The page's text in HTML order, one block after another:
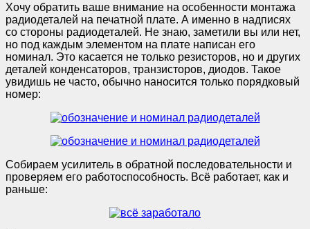
Хочу обратить ваше внимание на особенности монтажа
радиодеталей на печатной плате. А именно в надписях
со стороны радиодеталей. Не знаю, заметили вы или нет,
но под каждым элементом на плате написан его
номинал. Это касается не только резисторов, но и других
деталей конденсаторов, транзисторов, диодов. Такое
увидишь не часто, обычно наносится только порядковый
номер:
Собираем усилитель в обратной последовательности и
проверяем его работоспособность. Всё работает, как и
раньше: